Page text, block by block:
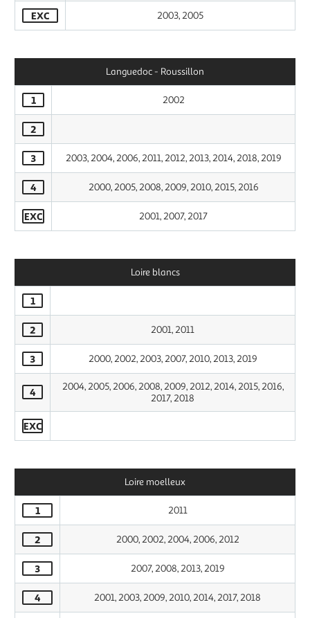
EXC 2003, 2005
Languedoc - Roussillon
1 2002
2
3 2003, 2004, 2006, 2011, 2012, 2013, 2014, 2018, 2019
4 2000, 2005, 2008, 2009, 2010, 2015, 2016
EXC 2001, 2007, 2017
Loire blancs
1
2 2001, 2011
3 2000, 2002, 2003, 2007, 2010, 2013, 2019
4
2004, 2005, 2006, 2008, 2009, 2012, 2014, 2015, 2016,
2017, 2018
EXC
Loire moelleux
1 2011
2 2000, 2002, 2004, 2006, 2012
3 2007, 2008, 2013, 2019
4 2001, 2003, 2009, 2010, 2014, 2017, 2018